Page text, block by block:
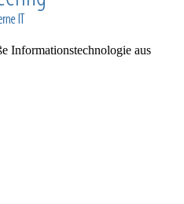
Informationstechnologie aus